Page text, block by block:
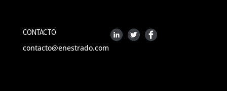
CONTACTO
contacto@enestrado.com